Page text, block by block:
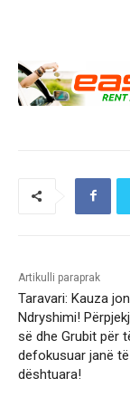
Artikulli paraprak
Taravari: Kauza
Ndryshimi!
së dhe Grubit për
defokusuar janë të
dështuara!